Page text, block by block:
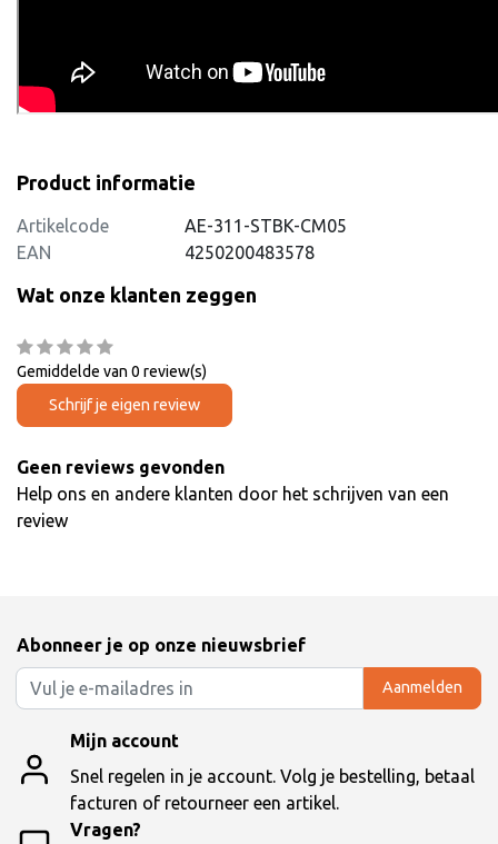
Product informatie
Artikelcode
AE-311-STBK-CM05
EAN
4250200483578
Wat onze klanten zeggen
Gemiddelde van 0 review(s)
Schrijf je eigen review
Geen reviews gevonden
Help ons en andere klanten door het schrijven van een
review
Abonneer je op onze nieuwsbrief
Aanmelden
Mijn account
Snel regelen in je account. Volg je bestelling, betaal
facturen of retourneer een artikel.
Vragen?